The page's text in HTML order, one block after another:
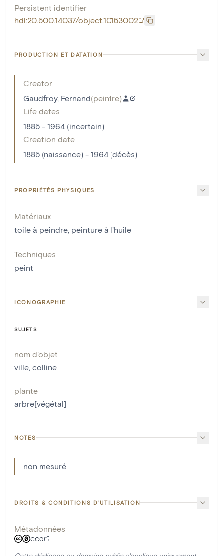
Persistent identifier
hdl:20.500.14037/object.10153002
PRODUCTION ET DATATION
Creator
Gaudfroy, Fernand(peintre)
Life dates
1885 - 1964 (incertain)
Creation date
1885 (naissance) - 1964 (décès)
PROPRIÉTÉS PHYSIQUES
Matériaux
toile à peindre peinture à l'huile
Techniques
peint
ICONOGRAPHIE
SUJETS
nom d'objet
ville colline
plante
arbre[végétal]
NOTES
non mesuré
DROITS & CONDITIONS D'UTILISATION
Métadonnées
CC0